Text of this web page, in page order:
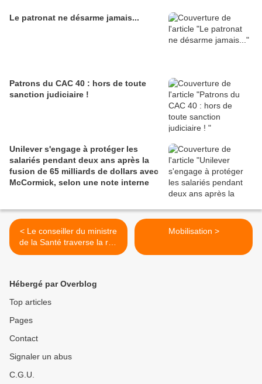
Le patronat ne désarme jamais...
Patrons du CAC 40 : hors de toute
sanction judiciaire !
Unilever s'engage à protéger les
salariés pendant deux ans après la
fusion de 65 milliards de dollars avec
McCormick, selon une note interne
< Le conseiller du ministre
de la Santé traverse la rue
pour un nouveau job
Mobilisation >
Hébergé par Overblog
Top articles
Pages
Contact
Signaler un abus
C.G.U.